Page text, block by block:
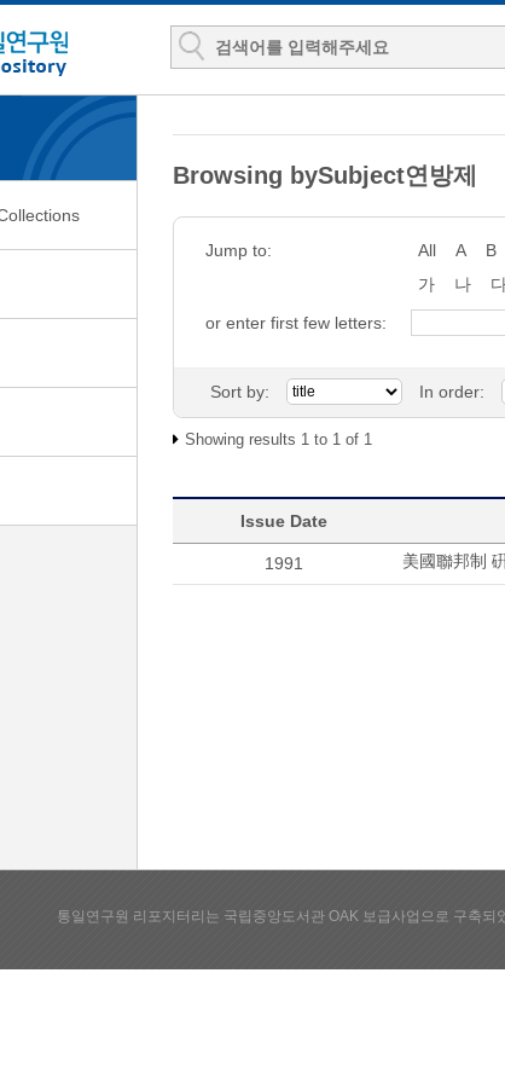
Browsing bySubject연방제
Jump to: All A B
가
나
or enter first few letters:
Sort by: In order:
Showing results 1 to 1 of 1
Issue Date
1991 美國聯邦制
통일연구원 리포지터리는 국립중앙도서관 OAK 보급사업으로 구축되